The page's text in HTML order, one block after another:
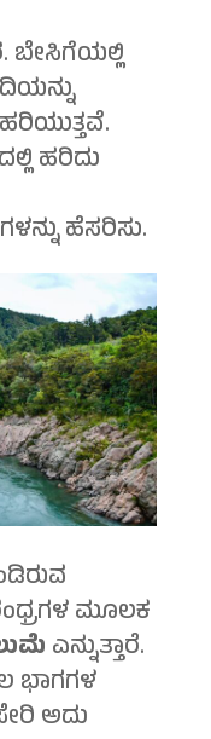
ಬೇಸಿಗೆಯಲ್ಲಿ
ಹರಿದು
ಹೆಸರಿಸು.
ಮೂಲಕ
ಎನ್ನುತ್ತಾರೆ.
ಅದು